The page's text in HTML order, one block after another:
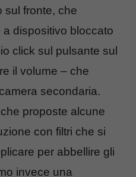
sul fronte, che
dispositivo bloccato
click sul pulsante sul
il volume – che
secondaria.
proposte alcune
con filtri che si
per abbellire gli
invece una